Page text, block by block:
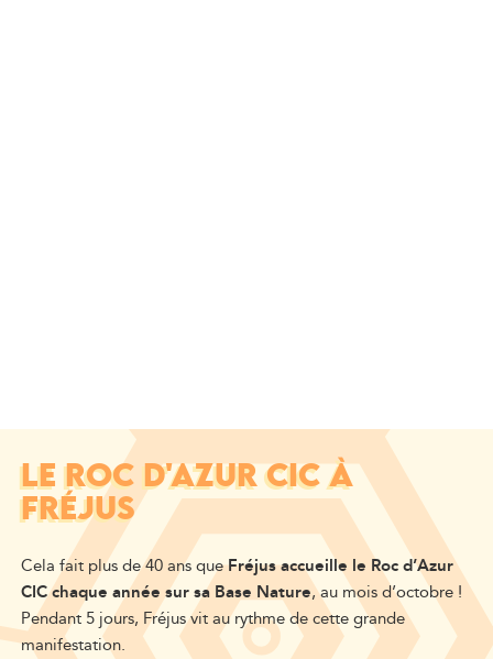
LE ROC D'AZUR CIC À
FRÉJUS
Cela fait plus de 40 ans queFréjus accueille le Roc d’Azur
CIC chaque année sur sa Base Nature, au mois d’octobre !
Pendant 5 jours, Fréjus vit au rythme de cette grande
manifestation.